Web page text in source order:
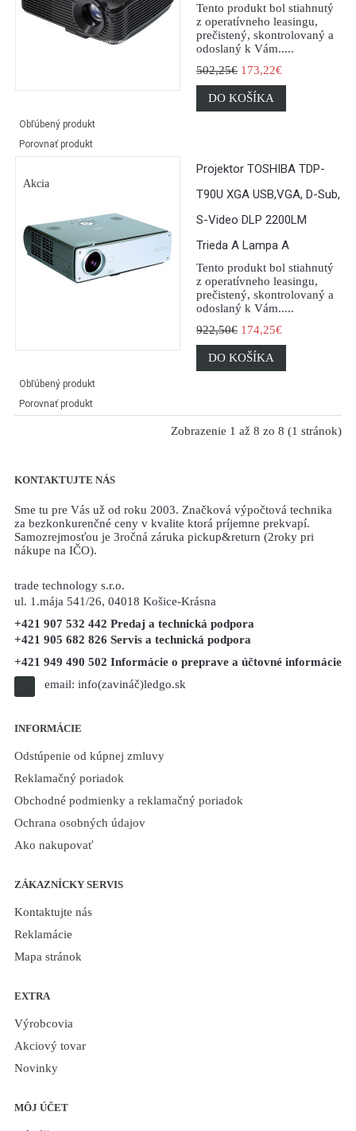
Tento produkt bol stiahnutý
z operatívneho leasingu,
prečistený, skontrolovaný a
odoslaný k Vám.....
502,25€ 173,22€
DO KOŠÍKA
Obľúbený produkt
Porovnať produkt
Akcia
Projektor TOSHIBA TDP-
T90U XGA USB,VGA, D-Sub,
S-Video DLP 2200LM
Trieda A Lampa A
Tento produkt bol stiahnutý
z operatívneho leasingu,
prečistený, skontrolovaný a
odoslaný k Vám.....
922,50€ 174,25€
DO KOŠÍKA
Obľúbený produkt
Porovnať produkt
Zobrazenie 1 až 8 zo 8 (1 stránok)
KONTAKTUJTE NÁS
Sme tu pre Vás už od roku 2003. Značková výpočtová technika
za bezkonkurenčné ceny v kvalite ktorá príjemne prekvapí.
Samozrejmosťou je 3ročná záruka pickup&return (2roky pri
nákupe na IČO).
trade technology s.r.o.
ul. 1.mája 541/26, 04018 Košice-Krásna
+421 907 532 442 Predaj a technická podpora
+421 905 682 826 Servis a technická podpora
+421 949 490 502 Informácie o preprave a účtovné informácie
email: info(zavináč)ledgo.sk
INFORMÁCIE
Odstúpenie od kúpnej zmluvy
Reklamačný poriadok
Obchodné podmienky a reklamačný poriadok
Ochrana osobných údajov
Ako nakupovať
ZÁKAZNÍCKY SERVIS
Kontaktujte nás
Reklamácie
Mapa stránok
EXTRA
Výrobcovia
Akciový tovar
Novinky
MÔJ ÚČET